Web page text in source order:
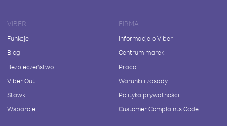
VIBER
Funkcje
Blog
Bezpieczeństwo
Viber Out
Stawki
Wsparcie
FIRMA
Informacje o Viber
Centrum marek
Praca
Warunki i zasady
Polityka prywatności
Customer Complaints Code